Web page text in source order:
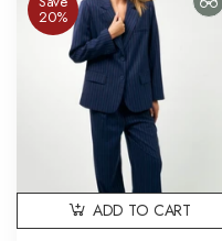
20%
ADD TO CART